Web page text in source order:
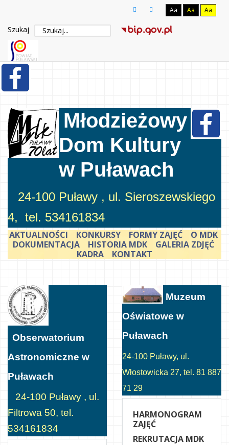
Aa Aa Aa
Szukaj
Młodzieżowy
Dom Kultury
w Puławach
24-100 Puławy , ul. Sieroszewskiego
4, tel. 534161834
AKTUALNOŚCI KONKURSY FORMY ZAJĘĆ
O MDK
DOKUMENTACJA
HISTORIA MDK
GALERIA ZDJĘĆ
KADRA
KONTAKT
Obserwatorium
Astronomiczne w
Puławach
24-100 Puławy , ul.
Filtrowa 50, tel.
534161834
Muzeum
Oświatowe w
Puławach
24-100 Puławy, ul.
Włostowicka 27, tel. 81 887
71 29
HARMONOGRAM
ZAJĘĆ
REKRUTACJA MDK